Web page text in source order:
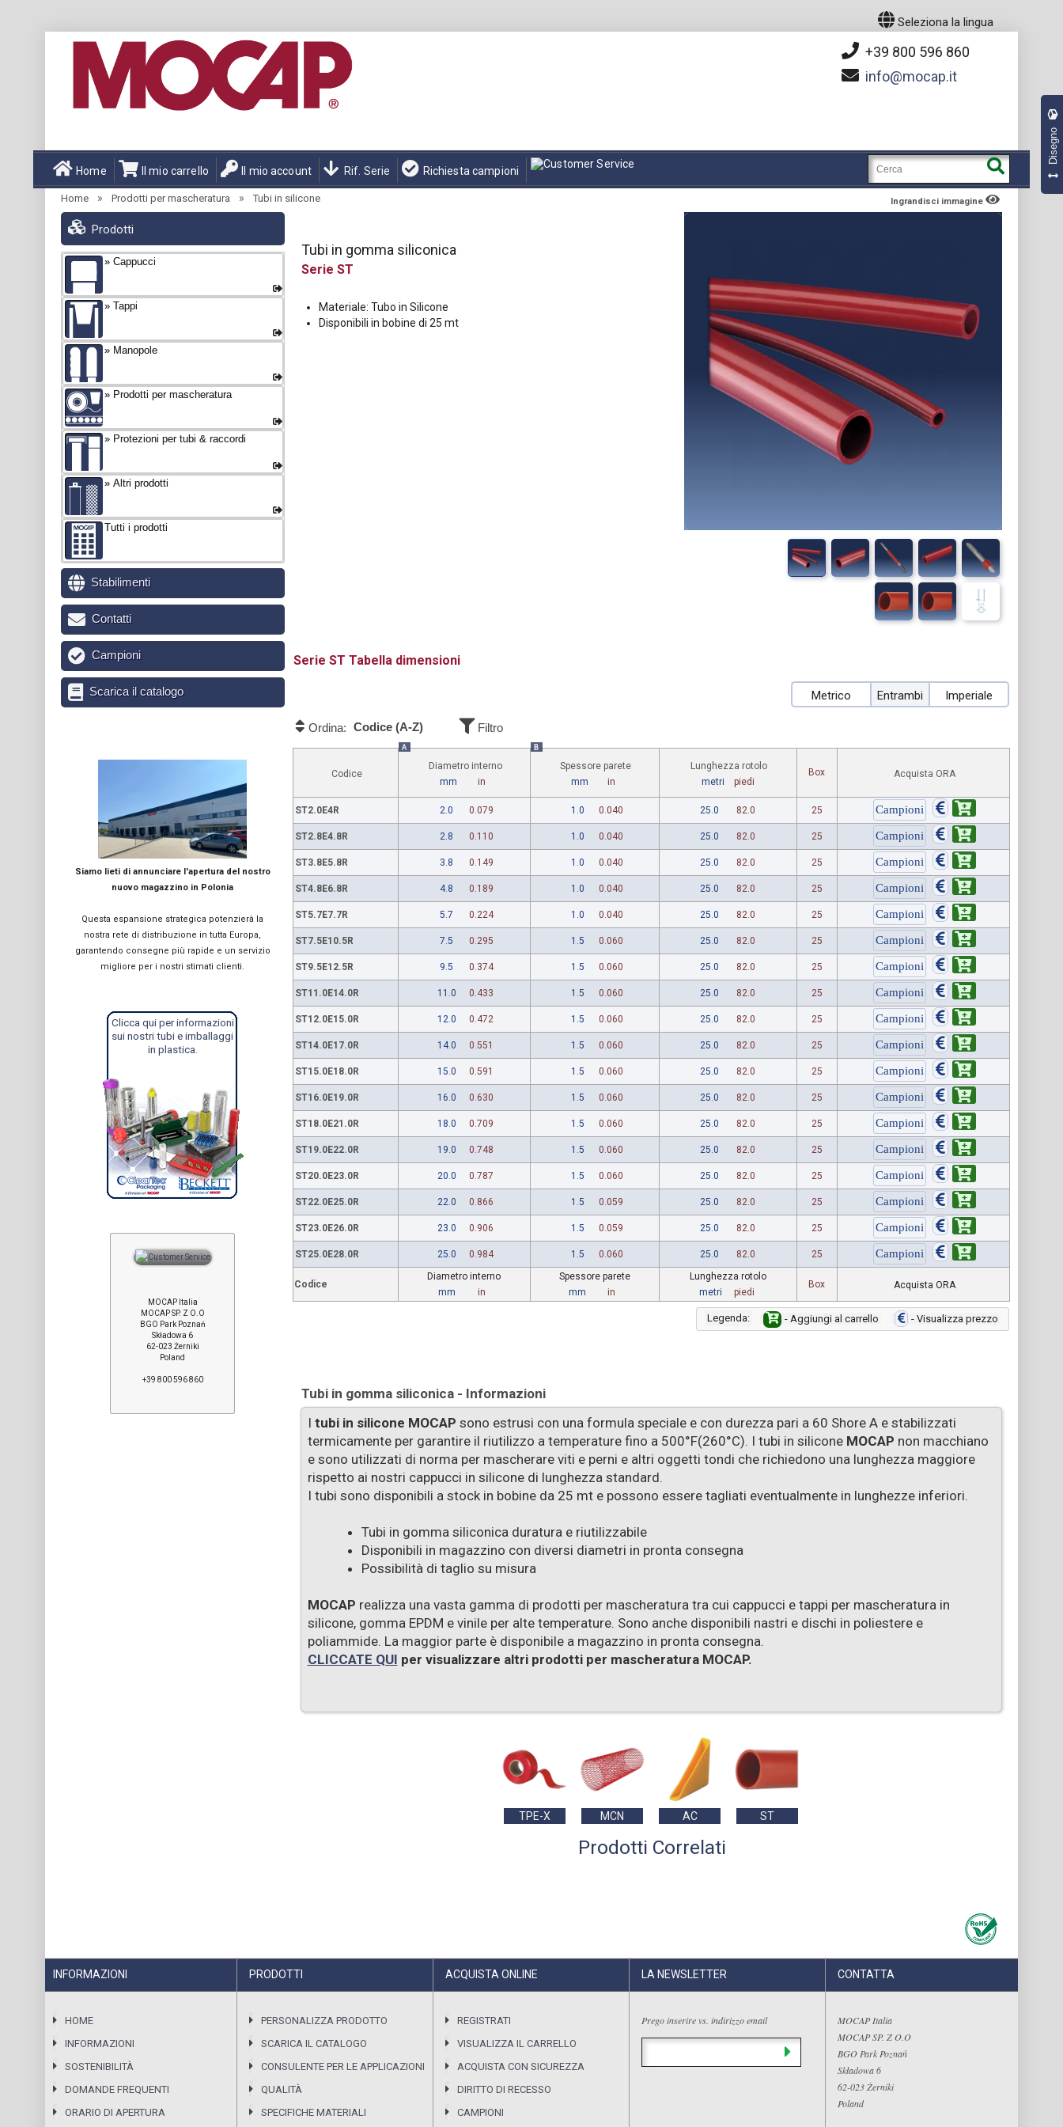
Seleziona la lingua
+39 800 596 860
info
mocap.it
Home Il mio carrello Il mio account Rif. Serie Richiesta campioni
Home » Prodotti per mascheratura » Tubi in silicone
Tubi in gomma siliconica
ST
Ingrandisci immagine
Materiale: Tubo in Silicone
Disponibili in bobine di 25 mt
ST Tabella dimensioni
Metrico Entrambi Imperiale
Ordina: Codice (A-Z) Filtro
Codice
A
Diametro interno
mm
in
B
Spessore parete
mm
in
Lunghezza rotolo
metri
piedi
Box Acquista ORA
ST2.0E4R 2.0 0.079 1.0 0.040 25.0 82.0 25
ST2.8E4.8R 2.8 0.110 1.0 0.040 25.0 82.0 25
ST3.8E5.8R 3.8 0.149 1.0 0.040 25.0 82.0 25
ST4.8E6.8R 4.8 0.189 1.0 0.040 25.0 82.0 25
ST5.7E7.7R 5.7 0.224 1.0 0.040 25.0 82.0 25
ST7.5E10.5R 7.5 0.295 1.5 0.060 25.0 82.0 25
ST9.5E12.5R 9.5 0.374 1.5 0.060 25.0 82.0 25
ST11.0E14.0R 11.0 0.433 1.5 0.060 25.0 82.0 25
ST12.0E15.0R 12.0 0.472 1.5 0.060 25.0 82.0 25
ST14.0E17.0R 14.0 0.551 1.5 0.060 25.0 82.0 25
ST15.0E18.0R 15.0 0.591 1.5 0.060 25.0 82.0 25
ST16.0E19.0R 16.0 0.630 1.5 0.060 25.0 82.0 25
ST18.0E21.0R 18.0 0.709 1.5 0.060 25.0 82.0 25
ST19.0E22.0R 19.0 0.748 1.5 0.060 25.0 82.0 25
ST20.0E23.0R 20.0 0.787 1.5 0.060 25.0 82.0 25
ST22.0E25.0R 22.0 0.866 1.5 0.059 25.0 82.0 25
ST23.0E26.0R 23.0 0.906 1.5 0.059 25.0 82.0 25
ST25.0E28.0R 25.0 0.984 1.5 0.060 25.0 82.0 25
Codice
Diametro interno
mm
in
Spessore parete
mm
in
Lunghezza rotolo
metri
piedi
Box Acquista ORA
Legenda: - Aggiungi al carrello - Visualizza prezzo
Tubi in gomma siliconica - Informazioni
I tubi in silicone MOCAP sono estrusi con una formula speciale e con durezza pari a 60 Shore A e stabilizzati
termicamente per garantire il riutilizzo a temperature fino a 500°F(260°C). I tubi in silicone MOCAP non macchiano
e sono utilizzati di norma per mascherare viti e perni e altri oggetti tondi che richiedono una lunghezza maggiore
rispetto ai nostri cappucci in silicone di lunghezza standard.
I tubi sono disponibili a stock in bobine da 25 mt e possono essere tagliati eventualmente in lunghezze inferiori.
Tubi in gomma siliconica duratura e riutilizzabile
Disponibili in magazzino con diversi diametri in pronta consegna
Possibilità di taglio su misura
MOCAP realizza una vasta gamma di prodotti per mascheratura tra cui cappucci e tappi per mascheratura in
silicone, gomma EPDM e vinile per alte temperature. Sono anche disponibili nastri e dischi in poliestere e
poliammide. La maggior parte è disponibile a magazzino in pronta consegna.
CLICCATE QUI per visualizzare altri prodotti per mascheratura MOCAP.
TPE-X MCN AC ST
Prodotti Correlati
Prodotti
Cappucci
Tappi
Manopole
Prodotti per mascheratura
Protezioni per tubi & raccordi
Altri prodotti
Tutti i prodotti
Stabilimenti
Contatti
Campioni
Scarica il catalogo
Siamo lieti di annunciare l'apertura del nostro
nuovo magazzino in Polonia
Questa espansione strategica potenzierà la
nostra rete di distribuzione in tutta Europa,
garantendo consegne più rapide e un servizio
migliore per i nostri stimati clienti.
Clicca qui per informazioni
sui nostri tubi e imballaggi
in plastica.
MOCAP Italia
MOCAP SP. Z O.O
BGO Park Poznań
Składowa 6
62-023 Żerniki
Poland
+39 800 596 860
INFORMAZIONI
HOME
INFORMAZIONI
SOSTENIBILITÀ
DOMANDE FREQUENTI
ORARIO DI APERTURA
PRODOTTI
PERSONALIZZA PRODOTTO
SCARICA IL CATALOGO
CONSULENTE PER LE APPLICAZIONI
QUALITÀ
SPECIFICHE MATERIALI
ACQUISTA ONLINE
REGISTRATI
VISUALIZZA IL CARRELLO
ACQUISTA CON SICUREZZA
DIRITTO DI RECESSO
CAMPIONI
LA NEWSLETTER
Prego inserire vs. indirizzo email
CONTATTA
MOCAP Italia
MOCAP SP. Z O.O
BGO Park Poznań
Składowa 6
62-023 Żerniki
Poland
Disegno